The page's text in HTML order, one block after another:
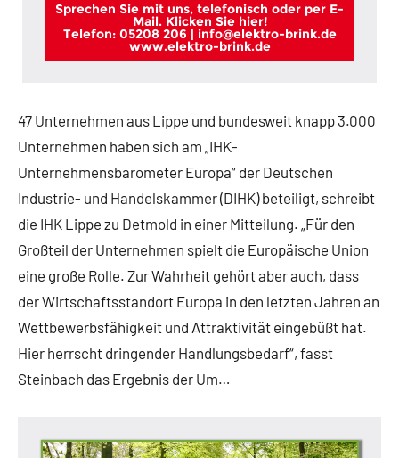
Sprechen Sie mit uns, telefonisch oder per E-
Mail. Klicken Sie hier!
Telefon: 05208 206 | info@elektro-brink.de
www.elektro-brink.de
47 Unternehmen aus Lippe und bundesweit knapp 3.000
Unternehmen haben sich am „IHK-
Unternehmensbarometer Europa“ der Deutschen
Industrie- und Handelskammer (DIHK) beteiligt, schreibt
die IHK Lippe zu Detmold in einer Mitteilung. „Für den
Großteil der Unternehmen spielt die Europäische Union
eine große Rolle. Zur Wahrheit gehört aber auch, dass
der Wirtschaftsstandort Europa in den letzten Jahren an
Wettbewerbsfähigkeit und Attraktivität eingebüßt hat.
Hier herrscht dringender Handlungsbedarf“, fasst
Steinbach das Ergebnis der Um…